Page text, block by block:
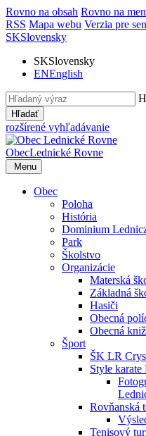
Rovno na obsah Rovno na
RSS Mapa webu Verzia pre
SKSlovensky
SKSlovensky
ENEnglish
Hľadať
rozšírené vyhľadávanie
ObecLednické Rovne
Menu
Obec
Poloha
História
Dominium
Park
Školstvo
Organizácie
Materská
Základná
Hasiči
Obecná
Obecná
Šport
ŠK LR
Style
Rovňanská
Tenisový